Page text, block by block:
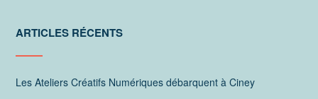
ARTICLES RÉCENTS
Les Ateliers Créatifs Numériques débarquent à Ciney